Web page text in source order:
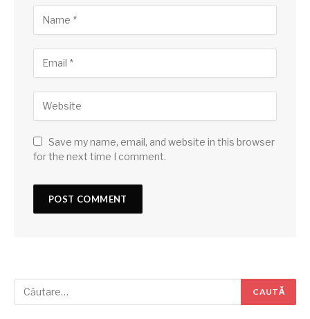
Save my name, email, and website in this browser
for the next time I comment.